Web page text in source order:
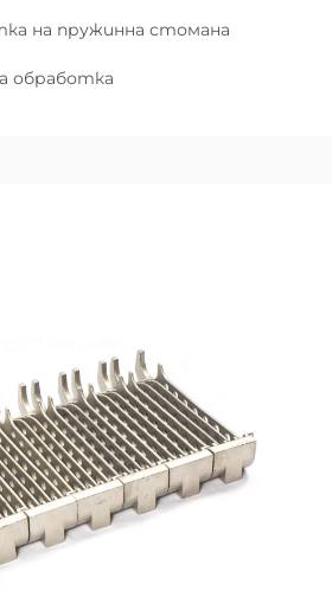
на пружинна стомана
обработка